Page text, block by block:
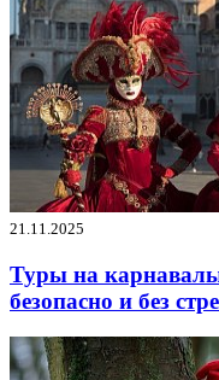
21.11.2025
Туры на
безопасно и без